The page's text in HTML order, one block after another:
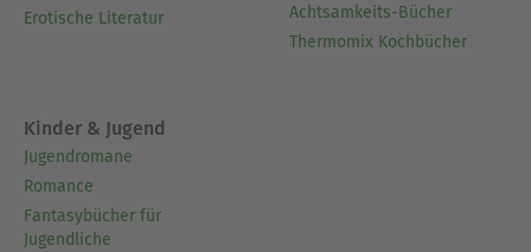
Erotische Literatur
Achtsamkeits-Bücher
Thermomix Kochbücher
Kinder & Jugend
Jugendromane
Romance
Fantasybücher für
Jugendliche